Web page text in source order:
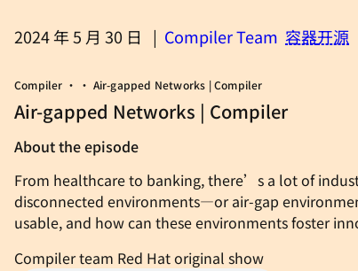
2024 年 5 月 30 日 | Compiler Team 容器开源
Compiler • • Air-gapped Networks | Compiler
Air-gapped Networks | Compiler
About the episode
From healthcare to banking, there’s a lot of
disconnected environments—or air-gap
usable, and how can these environments foster
Compiler team Red Hat original show